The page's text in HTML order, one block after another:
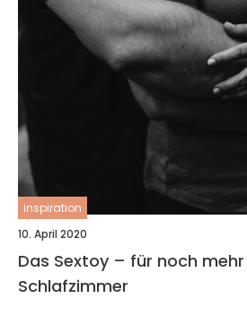
inspiration
10. April 2020
Das Sextoy – für noch
Schlafzimmer